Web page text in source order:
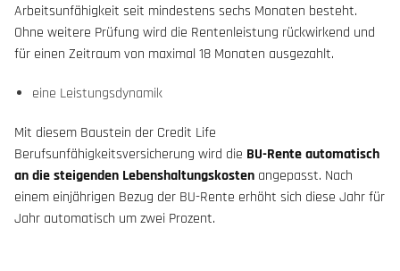
Arbeitsunfähigkeit seit mindestens sechs Monaten besteht.
Ohne weitere Prüfung wird die Rentenleistung rückwirkend und
für einen Zeitraum von maximal 18 Monaten ausgezahlt.
eine Leistungsdynamik
Mit diesem Baustein der Credit Life
Berufsunfähigkeitsversicherung wird die BU-Rente automatisch
an die steigenden Lebenshaltungskosten angepasst. Nach
einem einjährigen Bezug der BU-Rente erhöht sich diese Jahr für
Jahr automatisch um zwei Prozent.